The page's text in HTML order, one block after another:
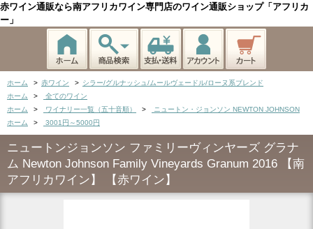
赤ワイン通販なら南アフリカワイン専門店のワイン通販ショップ「アフリカ
ー」
ホーム > 赤ワイン > シラー/グルナッシュ/ムールヴェードル/ローヌ系ブレンド
ホーム
>
全てのワイン
ホーム
> ワイナリー一覧（五十音順） >
ニュートン・ジョンソン NEWTON JOHNSON
ホーム
> 3001円～5000円
ニュートンジョンソン ファミリーヴィンヤーズ グラナ
ム Newton Johnson Family Vineyards Granum 2016 【南
アフリカワイン】 【赤ワイン】